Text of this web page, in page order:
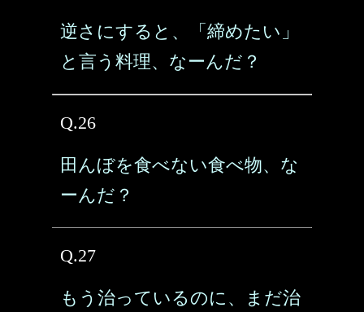
逆さにすると、「締めたい」
と言う料理、なーんだ？
Q.26
田んぼを食べない食べ物、な
ーんだ？
Q.27
もう治っているのに、まだ治